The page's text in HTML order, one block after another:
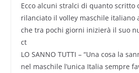
Ecco alcuni stralci di quanto scritto
rilanciato il volley maschile italiano
che tra pochi giorni inizierà il suo
ct
LO SANNO TUTTI – “Una cosa la
nel maschile l’unica Italia sempre